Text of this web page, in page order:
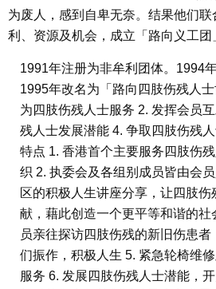
为废人，感到自卑无奈。结果他们
利、资源及机会，成立「路向义工团
1991年注册为非牟利团体。1994
1995年改名为「路向四肢伤残人
为四肢伤残人士服务 2. 发挥会员
残人士发展潜能 4. 争取四肢伤残
特点 1. 香港首个主要服务四肢伤
织 2. 执委会及各组别成员皆由会
区的积极人生讲座分享，让四肢
献，藉此创造一个更平等和谐的社
员亲往探访四肢伤残的新旧伤患
们振作，积极人生 5. 紧急轮椅维
服务 6. 发展四肢伤残人士潜能，